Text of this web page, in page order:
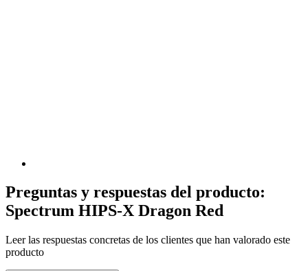
Preguntas y respuestas del producto:
Spectrum HIPS-X Dragon Red
Leer las respuestas concretas de los clientes que han valorado este
producto